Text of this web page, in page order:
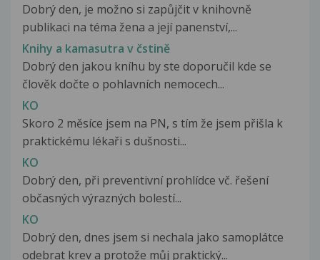
Dobrý den, je možno si zapůjčit v knihovně
publikaci na téma žena a její panenství,...
Knihy a kamasutra v čstině
Dobrý den jakou kníhu by ste doporučil kde se
člověk dočte o pohlavních nemocech...
KO
Skoro 2 měsíce jsem na PN, s tím že jsem přišla k
praktickému lékaři s dušnosti...
KO
Dobrý den, při preventivní prohlídce vč. řešení
občasných výrazných bolestí...
KO
Dobrý den, dnes jsem si nechala jako samoplátce
odebrat krev a protože můj praktický...